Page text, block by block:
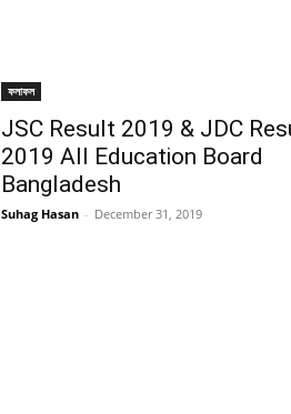
ফলাফল
JSC Result 2019 & JDC
2019 All Education Board
Bangladesh
Suhag Hasan - December 31, 2019